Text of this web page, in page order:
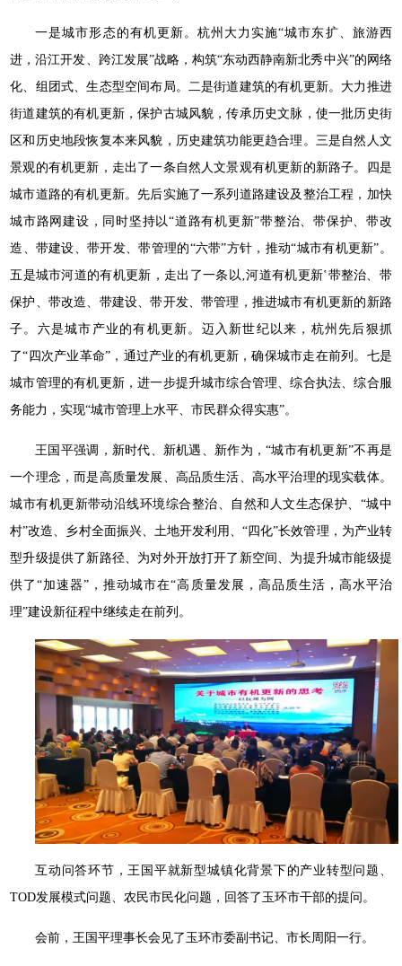
一是城市形态的有机更新。杭州大力实施“城市东扩、旅游西
进，沿江开发、跨江发展”战略，构筑“东动西静南新北秀中兴”的网络
化、组团式、生态型空间布局。二是街道建筑的有机更新。大力推进
街道建筑的有机更新，保护古城风貌，传承历史文脉，使一批历史街
区和历史地段恢复本来风貌，历史建筑功能更趋合理。三是自然人文
景观的有机更新，走出了一条自然人文景观有机更新的新路子。四是
城市道路的有机更新。先后实施了一系列道路建设及整治工程，加快
城市路网建设，同时坚持以“道路有机更新”带整治、带保护、带改
造、带建设、带开发、带管理的“六带”方针，推动“城市有机更新”。
五是城市河道的有机更新，走出了一条以‚河道有机更新‛带整治、带
保护、带改造、带建设、带开发、带管理，推进城市有机更新的新路
子。六是城市产业的有机更新。迈入新世纪以来，杭州先后狠抓
了“四次产业革命”，通过产业的有机更新，确保城市走在前列。七是
城市管理的有机更新，进一步提升城市综合管理、综合执法、综合服
务能力，实现“城市管理上水平、市民群众得实惠”。
王国平强调，新时代、新机遇、新作为，“城市有机更新”不再是
一个理念，而是高质量发展、高品质生活、高水平治理的现实载体。
城市有机更新带动沿线环境综合整治、自然和人文生态保护、“城中
村”改造、乡村全面振兴、土地开发利用、“四化”长效管理，为产业转
型升级提供了新路径、为对外开放打开了新空间、为提升城市能级提
供了“加速器”，推动城市在“高质量发展，高品质生活，高水平治
理”建设新征程中继续走在前列。
互动问答环节，王国平就新型城镇化背景下的产业转型问题、
TOD发展模式问题、农民市民化问题，回答了玉环市干部的提问。
会前，王国平理事长会见了玉环市委副书记、市长周阳一行。